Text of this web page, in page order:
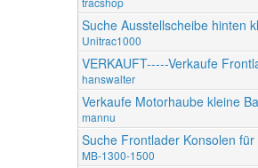
Suche Ausstellscheibe hinten
Unitrac1000
VERKAUFT-----Verkaufe
hanswalter
Verkaufe Motorhaube kleine
mannu
Suche Frontlader Konsolen für
MB-1300-1500